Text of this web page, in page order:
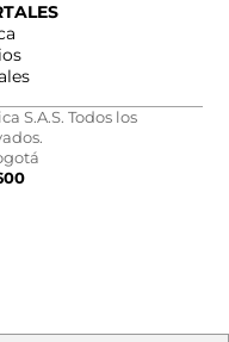
S.A.S. Todos los